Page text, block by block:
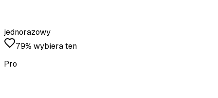
jednorazowy
79% wybiera ten
Pro